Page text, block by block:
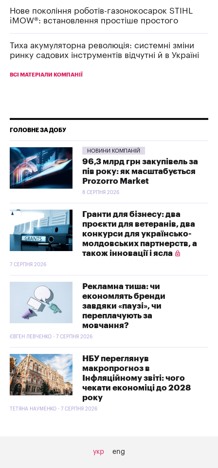
Нове покоління роботів-газонокосарок STIHL
iMOW®: встановлення простіше простого
Тиха акумуляторна революція: системні зміни
ринку садових інструментів відчутні й в Україні
ВСІ МАТЕРІАЛИ КОМПАНІЇ
ГОЛОВНЕ ЗА ДОБУ
НОВИНИ КОМПАНІЙ
96,3 млрд грн закупівель за
пів року: як масштабується
Prozorro Market
8 СЕРПНЯ 2026
Гранти для бізнесу: два
проєкти для ветеранів, два
конкурси для українсько-
молдовських партнерств, а
також інновації і ясла
7 СЕРПНЯ 2026
Рекламна тиша: чи
економлять бренди
завдяки «паузі», чи
переплачують за
мовчання?
ЄВГЕН ЛЕВЧЕНКО - 7 СЕРПНЯ 2026
НБУ переглянув
макропрогноз в
Інфляційному звіті: чого
чекати економіці до 2028
року
ТЕТЯНА НАУМЕНКО - 7 СЕРПНЯ 2026
укр eng